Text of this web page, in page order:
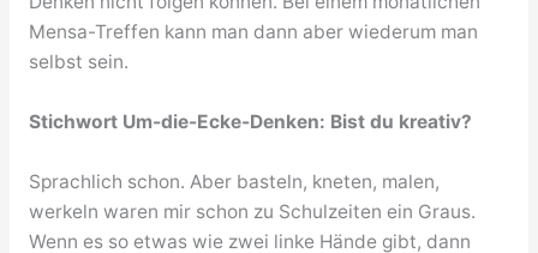
Mensa-Treffen kann man dann aber wiederum man
selbst sein.
Stichwort Um-die-Ecke-Denken: Bist du kreativ?
Sprachlich schon. Aber basteln, kneten, malen,
werkeln waren mir schon zu Schulzeiten ein Graus.
Wenn es so etwas wie zwei linke Hände gibt, dann